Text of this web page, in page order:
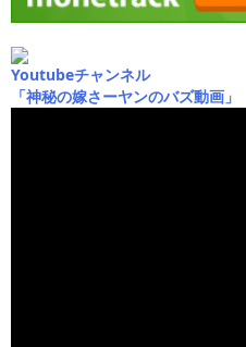
Youtubeチャンネル
「神秘の嫁さーヤンのバズ動画」